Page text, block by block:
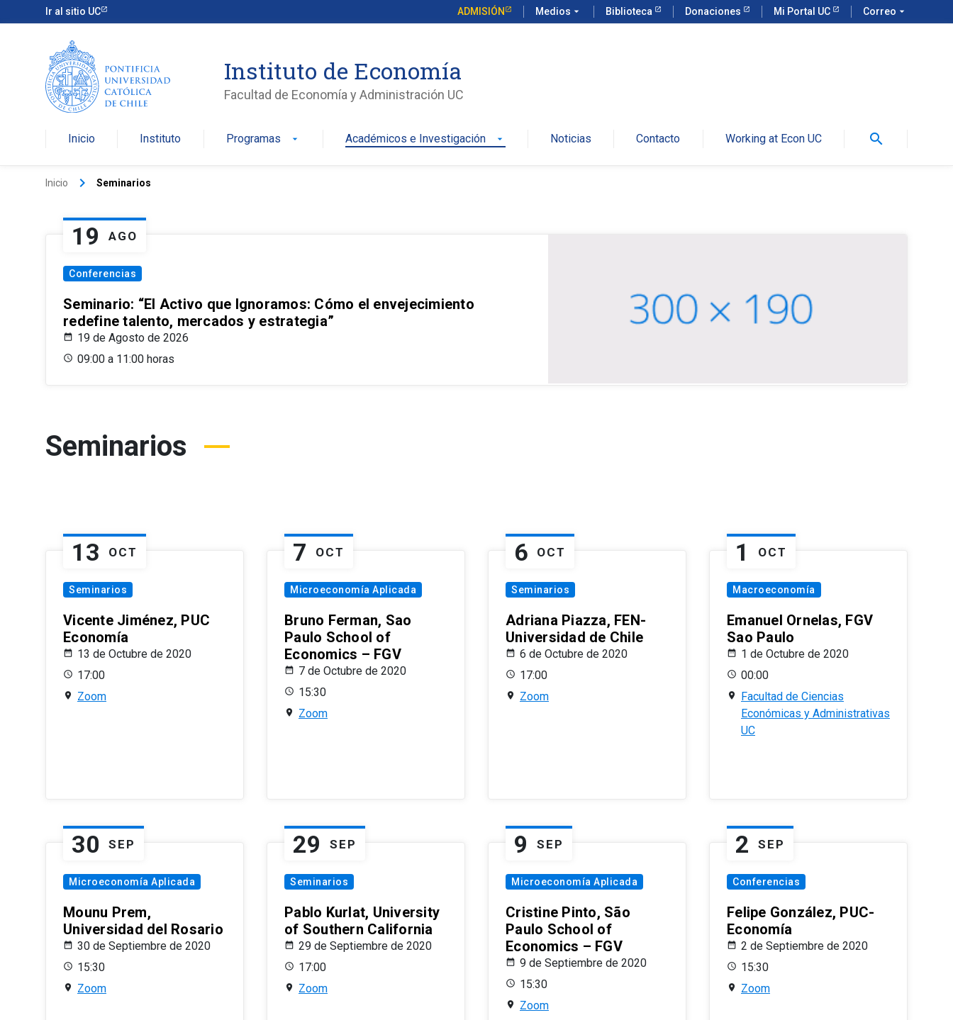
Ir al sitio UC ADMISIÓN Medios arrow_drop_down Biblioteca Donaciones Mi Portal UC Correo arrow_drop_down
Instituto de Economía
Facultad de Economía y Administración UC
Inicio Instituto Programas arrow_drop_down Académicos e Investigación arrow_drop_down Noticias Contacto Working at Econ UC search
Inicio keyboard_arrow_right Seminarios
19 AGO
Conferencias
Seminario: “El Activo que Ignoramos: Cómo el envejecimiento
redefine talento, mercados y estrategia”
19 de Agosto de 2026
09:00 a 11:00 horas
Seminarios
13 OCT
Seminarios
Vicente Jiménez, PUC
Economía
13 de Octubre de 2020
17:00
Zoom
7 OCT
Microeconomía Aplicada
Bruno Ferman, Sao
Paulo School of
Economics – FGV
7 de Octubre de 2020
15:30
Zoom
6 OCT
Seminarios
Adriana Piazza, FEN-
Universidad de Chile
6 de Octubre de 2020
17:00
Zoom
1 OCT
Macroeconomía
Emanuel Ornelas, FGV
Sao Paulo
1 de Octubre de 2020
00:00
Facultad de Ciencias
Económicas y Administrativas
UC
30 SEP
Microeconomía Aplicada
Mounu Prem,
Universidad del Rosario
30 de Septiembre de 2020
15:30
Zoom
29 SEP
Seminarios
Pablo Kurlat, University
of Southern California
29 de Septiembre de 2020
17:00
Zoom
9 SEP
Microeconomía Aplicada
Cristine Pinto, São
Paulo School of
Economics – FGV
9 de Septiembre de 2020
15:30
Zoom
2 SEP
Conferencias
Felipe González, PUC-
Economía
2 de Septiembre de 2020
15:30
Zoom